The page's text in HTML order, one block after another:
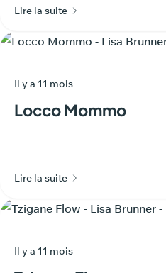
Lire la suite
Il y a 11 mois
Locco Mommo
Lire la suite
Il y a 11 mois